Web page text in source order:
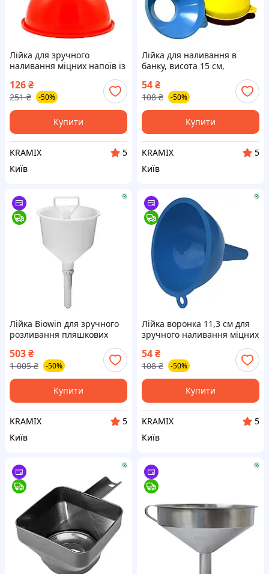
Лійка для зручного
наливання міцних напоїв із
пляшкою заввишки 19 см
для легкості використання
126₴
251 ₴ -50%
Купити
KRAMIX
5
Київ
Лійка для наливання в
банку, висота 15 см,
ідеальна для міцних напоїв
і настоянок
54₴
108 ₴ -50%
Купити
KRAMIX
5
Київ
Лійка Biowin для зручного
розливання пляшкових
напоїв із ситом і стопором
для дистиляції
503₴
1 005 ₴ -50%
Купити
KRAMIX
5
Київ
Лійка воронка 11,3 см для
зручного наливання міцних
пляшки
54₴
108 ₴ -50%
Купити
KRAMIX
5
Київ